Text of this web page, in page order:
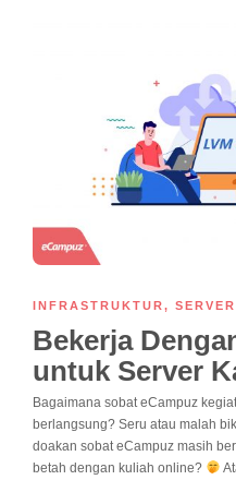
INFRASTRUKTUR, SERVER
Bekerja
untuk Server
Bagaimana sobat eCampuz
berlangsung? Seru atau malah
doakan sobat eCampuz masih
betah dengan kuliah online?